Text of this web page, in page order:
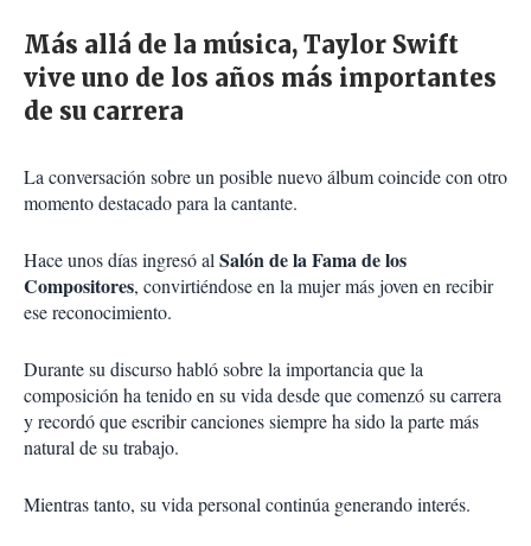
Más allá de la música, Taylor Swift
vive uno de los años más importantes
de su carrera
La conversación sobre un posible nuevo álbum coincide con otro
momento destacado para la cantante.
Hace unos días ingresó alSalón de la Fama de los
Compositores, convirtiéndose en la mujer más joven en recibir
ese reconocimiento.
Durante su discurso habló sobre la importancia que la
composición ha tenido en su vida desde que comenzó su carrera
y recordó que escribir canciones siempre ha sido la parte más
natural de su trabajo.
Mientras tanto, su vida personal continúa generando interés.